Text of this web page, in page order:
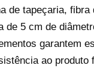
de tapeçaria, fibra
de 5 cm de
garantem
ao produto